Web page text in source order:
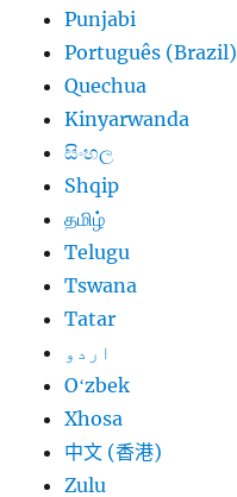
Punjabi
Português (Brazil)
Quechua
Kinyarwanda
සිංහල
Shqip
தமிழ்
Telugu
Tswana
Tatar
اردو
Oʻzbek
Xhosa
中文 (香港)
Zulu